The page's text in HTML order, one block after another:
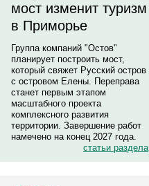
мост изменит туризм
в Приморье
Группа компаний "Остов"
планирует построить мост,
который свяжет Русский остров
с островом Елены. Переправа
станет первым этапом
масштабного проекта
комплексного развития
территории. Завершение работ
намечено на конец 2027 года.
статьи раздела